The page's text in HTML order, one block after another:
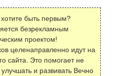
быть первым?
безрекламным
проектом!
целенаправленно идут на
сайта. Это помогает не
и развивать Вечно